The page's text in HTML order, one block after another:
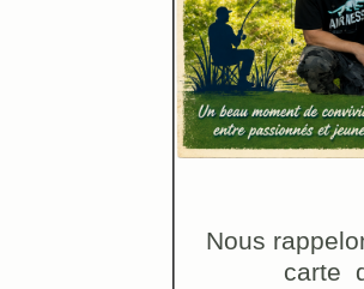
Nous
carte